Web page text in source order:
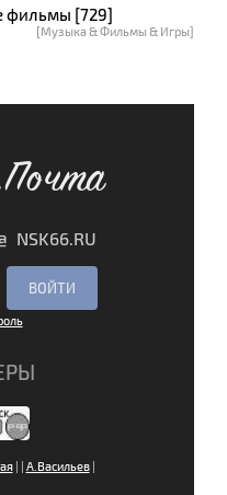
[729]
[Музыка & Фильмы & Игры]
NSK66.RU
| | А.Васильев|